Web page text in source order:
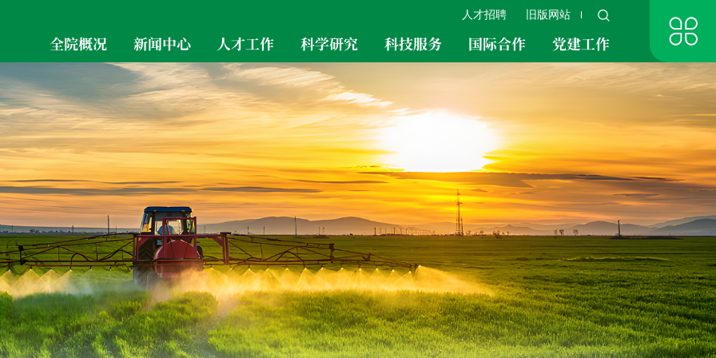
人才招聘 旧版网站
全院概况 新闻中心 人才工作 科学研究 科技服务 国际合作 党建工作